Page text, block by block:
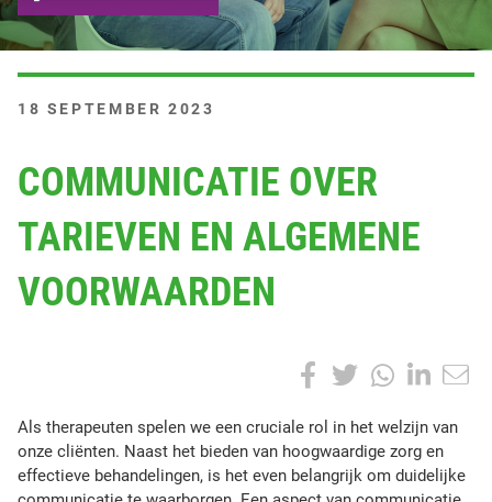
G
L
S
T
18 SEPTEMBER 2023
COMMUNICATIE OVER
TARIEVEN EN ALGEMENE
VOORWAARDEN
r
e
t
F
a
c
T
w
i
W
h
a
L
i
n
A
l
s
Als therapeuten spelen we een cruciale rol in het welzijn van
onze cliënten. Naast het bieden van hoogwaardige zorg en
effectieve behandelingen, is het even belangrijk om duidelijke